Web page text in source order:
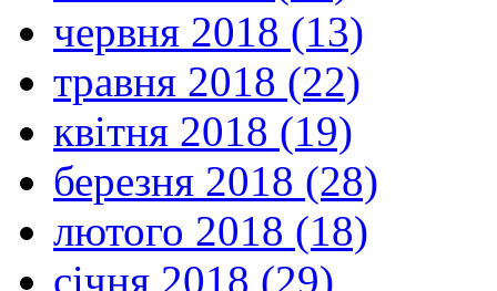
червня 2018 (13)
травня 2018 (22)
квітня 2018 (19)
березня 2018 (28)
лютого 2018 (18)
січня 2018 (29)